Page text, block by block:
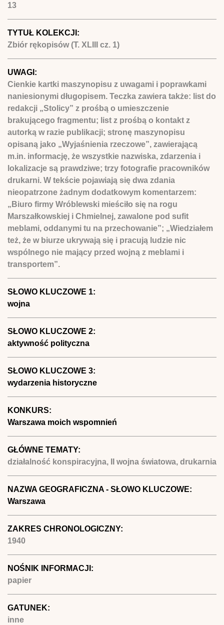
13
TYTUŁ KOLEKCJI:
Zbiór rękopisów (T. XLIII cz. 1)
UWAGI:
Cienkie kartki maszynopisu z uwagami i poprawkami
naniesionymi długopisem. Teczka zawiera także: list do
redakcji „Stolicy” z prośbą o umieszczenie
brakującego fragmentu; list z prośbą o kontakt z
autorką w razie publikacji; stronę maszynopisu
opisaną jako „Wyjaśnienia rzeczowe”, zawierającą
m.in. informację, że wszystkie nazwiska, zdarzenia i
lokalizacje są prawdziwe; trzy fotografie pracowników
drukarni. W tekście pojawiają się dwa zdania
nieopatrzone żadnym dodatkowym komentarzem:
„Biuro firmy Wróblewski mieściło się na rogu
Marszałkowskiej i Chmielnej, zawalone pod sufit
meblami, oddanymi tu na przechowanie”; „Wiedziałem
też, że w biurze ukrywają się i pracują ludzie nic
wspólnego nie mający przed wojną z meblami i
transportem”.
SŁOWO KLUCZOWE 1:
wojna
SŁOWO KLUCZOWE 2:
aktywność polityczna
SŁOWO KLUCZOWE 3:
wydarzenia historyczne
KONKURS:
Warszawa moich wspomnień
GŁÓWNE TEMATY:
działalność konspiracyjna, II wojna światowa, drukarnia
NAZWA GEOGRAFICZNA - SŁOWO KLUCZOWE:
Warszawa
ZAKRES CHRONOLOGICZNY:
1940
NOŚNIK INFORMACJI:
papier
GATUNEK:
inne